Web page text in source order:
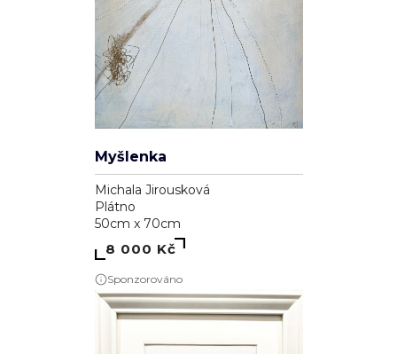
Myšlenka
Michala Jirousková
Plátno
50cm x 70cm
8 000 Kč
Sponzorováno